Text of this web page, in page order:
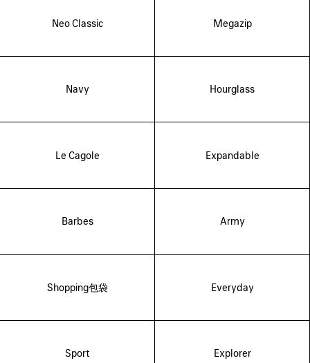
Neo Classic Megazip
Navy Hourglass
Le Cagole Expandable
Barbes Army
Shopping包袋 Everyday
Sport Explorer